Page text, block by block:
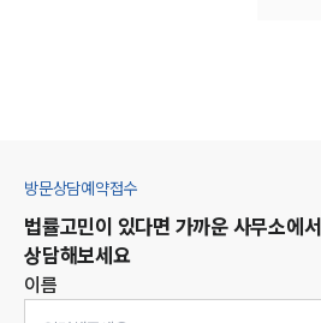
방문상담예약접수
법률고민이 있다면 가까운 사무소에서
상담해보세요
이름